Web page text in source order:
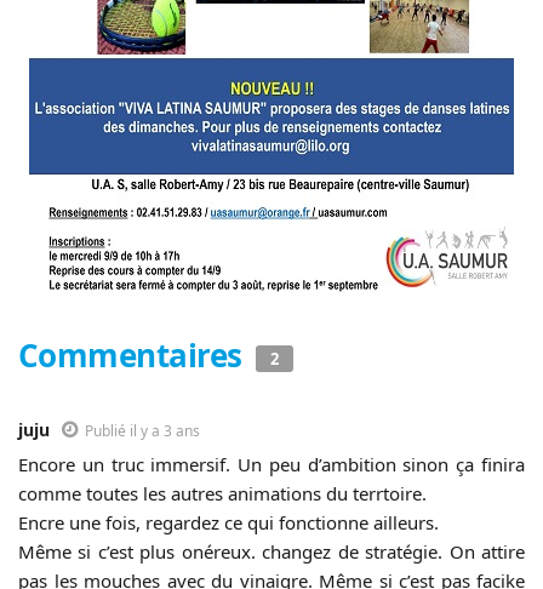
Commentaires 2
juju Publié il y a 3 ans
Encore un truc immersif. Un peu d’ambition sinon ça finira
comme toutes les autres animations du terrtoire.
Encre une fois, regardez ce qui fonctionne ailleurs.
Même si c’est plus onéreux. changez de stratégie. On attire
pas les mouches avec du vinaigre. Même si c’est pas facike